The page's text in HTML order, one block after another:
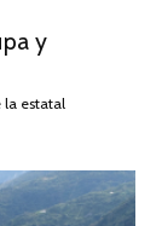
y
estatal